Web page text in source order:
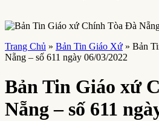
Trang Chủ » Bản Tin Giáo Xứ » Bản
Nẵng – số 611 ngày 06/03/2022
Bản Tin Giáo xứ
Nẵng – số 611